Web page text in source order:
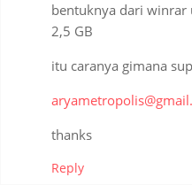
bentuknya dari winrar
2,5 GB
itu caranya gimana
thanks
Reply